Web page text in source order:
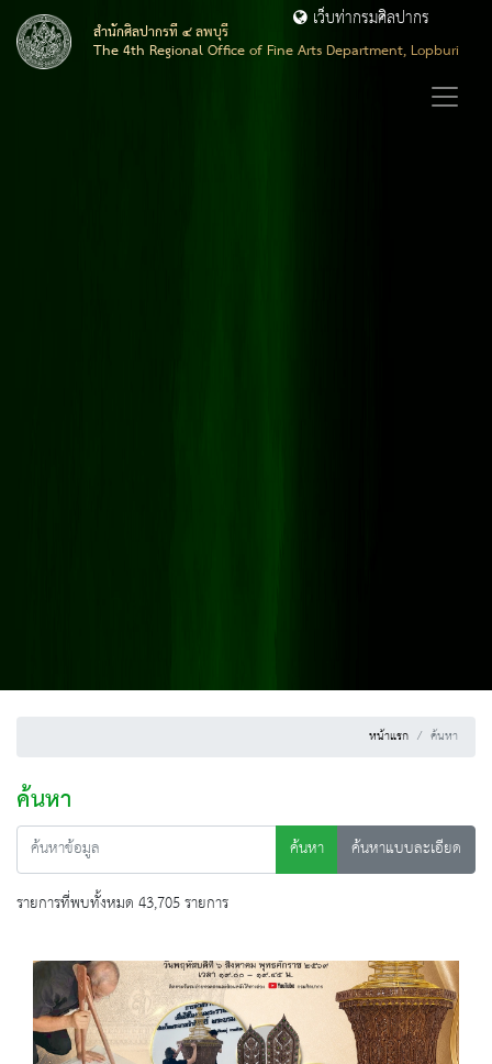
สำนักศิลปากรที่ ๔ ลพบุรี
The 4th Regional Office of Fine Arts Department, Lopburi
เว็บท่ากรมศิลปากร
หน้าแรก ค้นหา
ค้นหา
ค้นหา
ค้นหาแบบละเอียด
รายการที่พบทั้งหมด 43,705 รายการ